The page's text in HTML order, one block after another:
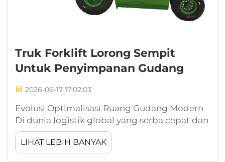
Truk Forklift Lorong Sempit
Untuk Penyimpanan Gudang
2026-06-17 17:02:03
Evolusi Optimalisasi Ruang Gudang Modern
Di dunia logistik global yang serba cepat dan
sangat kompetitif, setiap meter persegi
lantai gudang mewakili modal operasional
yang signifikan. Seiring perkembangan
LIHAT LEBIH BANYAK